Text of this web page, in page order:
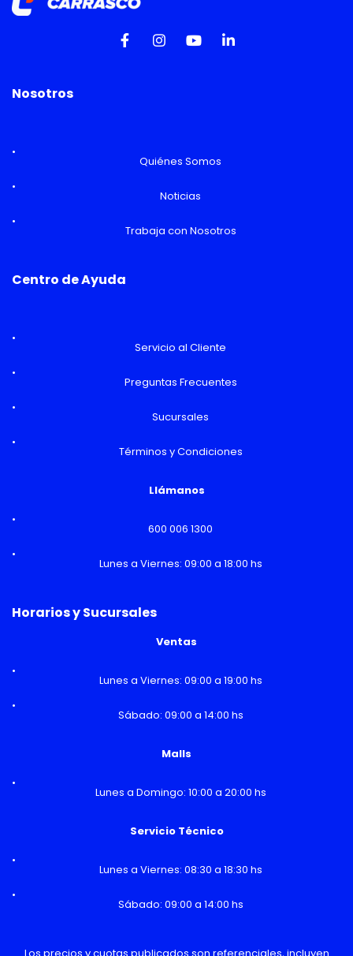
Nosotros
Quiénes Somos
Noticias
Trabaja con Nosotros
Centro de Ayuda
Servicio al Cliente
Preguntas Frecuentes
Sucursales
Términos y Condiciones
Llámanos
600 006 1300
Lunes a Viernes: 09:00 a 18:00 hs
Horarios y Sucursales
Ventas
Lunes a Viernes: 09:00 a 19:00 hs
Sábado: 09:00 a 14:00 hs
Malls
Lunes a Domingo: 10:00 a 20:00 hs
Servicio Técnico
Lunes a Viernes: 08:30 a 18:30 hs
Sábado: 09:00 a 14:00 hs